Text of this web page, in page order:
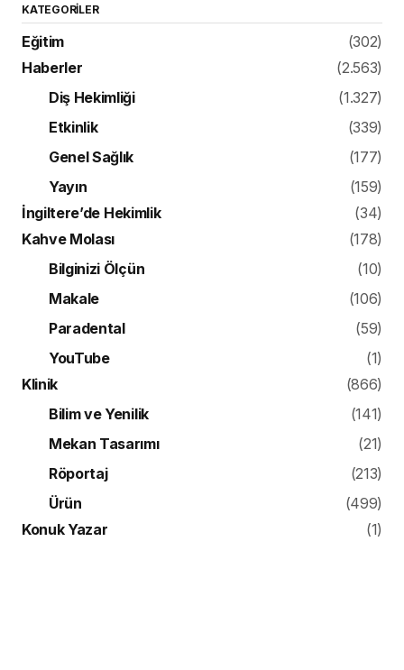
KATEGORILER
Eğitim
(302)
Haberler
(2.563)
Diş Hekimliği
(1.327)
Etkinlik
(339)
Genel Sağlık
(177)
Yayın
(159)
İngiltere’de Hekimlik
(34)
Kahve Molası
(178)
Bilginizi Ölçün
(10)
Makale
(106)
Paradental
(59)
YouTube
(1)
Klinik
(866)
Bilim ve Yenilik
(141)
Mekan Tasarımı
(21)
Röportaj
(213)
Ürün
(499)
Konuk Yazar
(1)